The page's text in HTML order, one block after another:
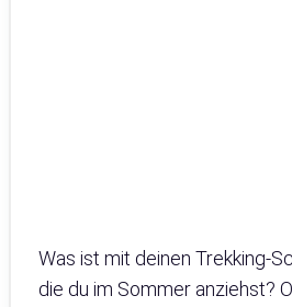
Was ist mit deinen Trekking-
die du im Sommer anziehst?